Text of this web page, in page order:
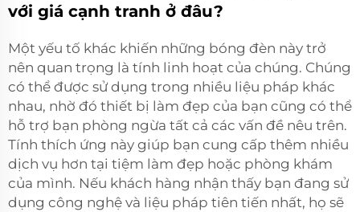
với giá cạnh tranh ở đâu?
Một yếu tố khác khiến những bóng đèn này trở
nên quan trọng là tính linh hoạt của chúng. Chúng
có thể được sử dụng trong nhiều liệu pháp khác
nhau, nhờ đó thiết bị làm đẹp của bạn cũng có thể
hỗ trợ bạn phòng ngừa tất cả các vấn đề nêu trên.
Tính thích ứng này giúp bạn cung cấp thêm nhiều
dịch vụ hơn tại tiệm làm đẹp hoặc phòng khám
của mình. Nếu khách hàng nhận thấy bạn đang sử
dụng công nghệ và liệu pháp tiên tiến nhất, họ sẽ